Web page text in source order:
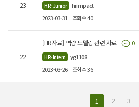
23 HR-Junior hrimpact
2023-03-31
조회수 40
22
[HR자료] 역량 모델링 관련 자료 0
HR-Intern yg1108
2023-03-26 조회수 36
1 2 3